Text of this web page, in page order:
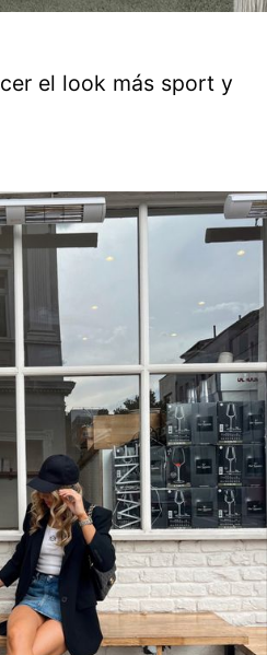
el look más sport y